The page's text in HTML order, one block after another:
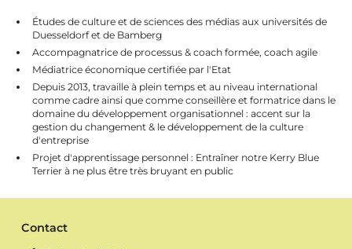
Études de culture et de sciences des médias aux universités de
Duesseldorf et de Bamberg
Accompagnatrice de processus & coach formée, coach agile
Médiatrice économique certifiée par l'Etat
Depuis 2013, travaille à plein temps et au niveau international
comme cadre ainsi que comme conseillère et formatrice dans le
domaine du développement organisationnel : accent sur la
gestion du changement & le développement de la culture
d'entreprise
Projet d'apprentissage personnel : Entraîner notre Kerry Blue
Terrier à ne plus être très bruyant en public
Contact